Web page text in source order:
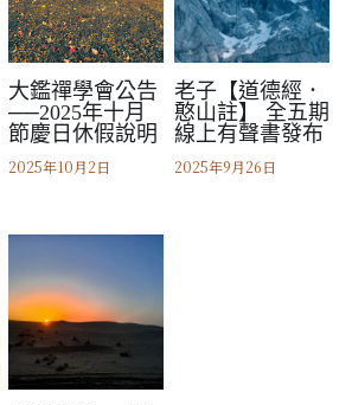
大鑑禪學會公告
──2025年十月
節慶日休假說明
2025年10月2日
老子【道德經．
憨山註】 全五期
線上有聲書發布
2025年9月26日